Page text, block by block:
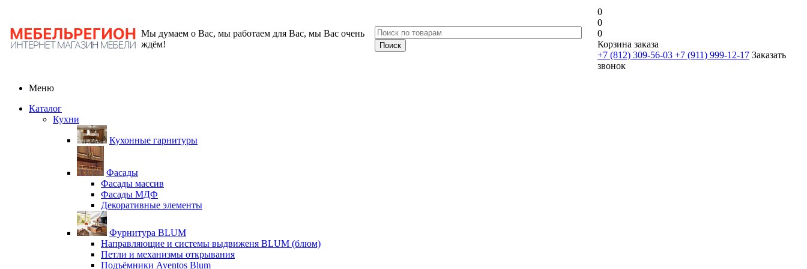
Мы думаем о Вас, мы работаем для Вас, мы Вас очень
ждём!
0
0
0
Корзина заказа
+7 (812) 309-56-03 +7 (911) 999-12-17 Заказать
звонок
Меню
Каталог
Кухни
Кухонные гарнитуры
Фасады
Фасады массив
Фасады МДФ
Декоративные элементы
Фурнитура BLUM
Направляющие и системы выдвиженя BLUM (блюм)
Петли и механизмы открывания
Подъёмники Aventos Blum